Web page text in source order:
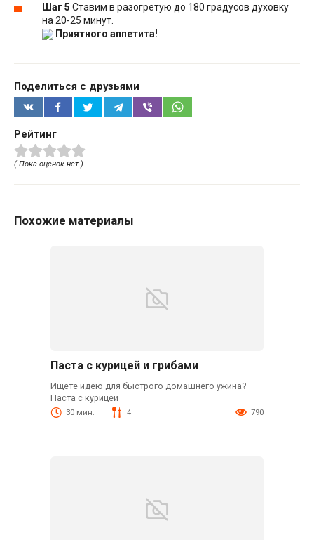
Шаг 5 Ставим в разогретую до 180 градусов духовку
на 20-25 минут.
Приятного аппетита!
Поделиться с друзьями
Рейтинг
( Пока оценок нет )
Похожие материалы
Паста с курицей и грибами
Ищете идею для быстрого домашнего ужина?
Паста с курицей
30 мин. 4 790